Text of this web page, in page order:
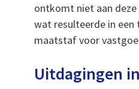
ontkomt niet aan
wat resulteerde in een
maatstaf voor
Uitdagingen